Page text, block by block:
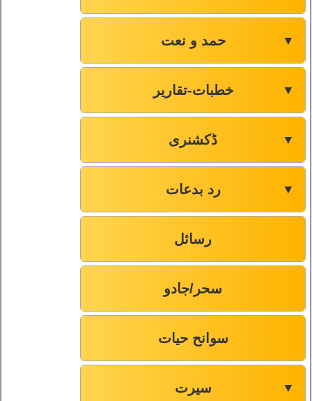
حمد و نعت ▼
خطبات-تقاریر ▼
ڈکشنری ▼
رد بدعات ▼
رسائل
سحر/جادو
سوانح حیات
سیرت ▼